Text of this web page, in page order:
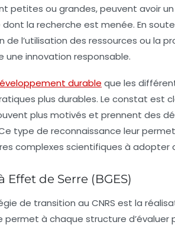
petites ou grandes, peuvent avoir
la recherche est menée. En
de l’utilisation des ressources ou la
une innovation responsable.
durable que les
plus durables. Le constat est
plus motivés et prennent des
type de reconnaissance leur
complexes scientifiques à adopter
Effet de Serre (BGES)
de transition au CNRS est la
permet à chaque structure d’évaluer